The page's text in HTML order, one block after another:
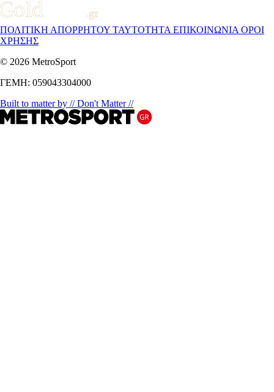
ΠΟΛΙΤΙΚΗ ΑΠΟΡΡΗΤΟΥ ΤΑΥΤΟΤΗΤΑ ΕΠΙΚΟΙΝΩΝΙΑ ΟΡΟΙ
ΧΡΗΣΗΣ
© 2026 MetroSport
ΓΕΜΗ: 059043304000
Built to matter by // Don't Matter //